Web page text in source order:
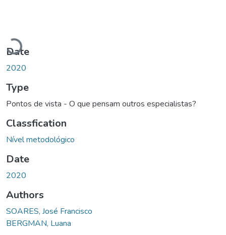
Loading...
Date
2020
Type
Pontos de vista - O que pensam outros especialistas?
Classfication
Nível metodológico
Date
2020
Authors
SOARES, José Francisco
BERGMAN, Luana